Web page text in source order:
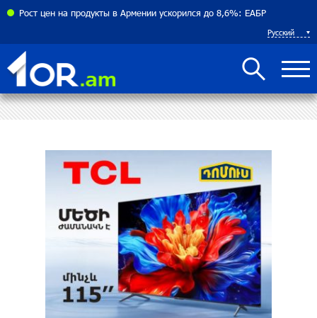
Рост цен на продукты в Армении ускорился до 8,6%: ЕАБР
Русский